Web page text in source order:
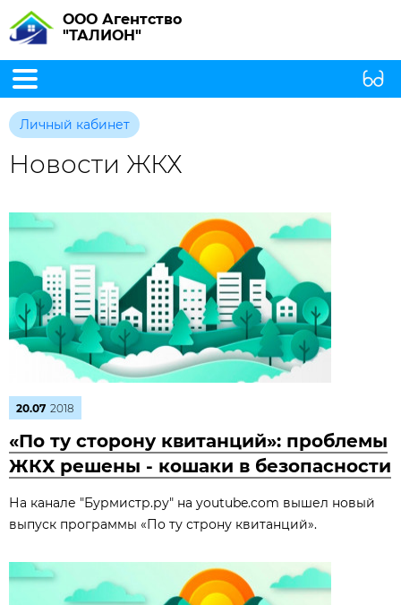
ООО Агентство
"ТАЛИОН"
Личный кабинет
Новости ЖКХ
20.07 2018
«По ту сторону квитанций»: проблемы
ЖКХ решены - кошаки в безопасности
На канале "Бурмистр.ру" на youtube.com вышел новый
выпуск программы «По ту строну квитанций».